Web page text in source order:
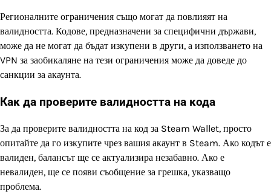
Регионалните ограничения също могат да повлияят на
валидността. Кодове, предназначени за специфични държави,
може да не могат да бъдат изкупени в други, а използването на
VPN за заобикаляне на тези ограничения може да доведе до
санкции за акаунта.
Как да проверите валидността на кода
За да проверите валидността на код за Steam Wallet, просто
опитайте да го изкупите чрез вашия акаунт в Steam. Ако кодът е
валиден, балансът ще се актуализира незабавно. Ако е
невалиден, ще се появи съобщение за грешка, указващо
проблема.